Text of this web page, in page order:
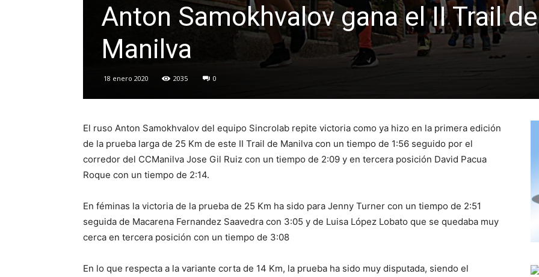
Anton Samokhvalov gana el II Trail de
Manilva
18 enero 2020 2035 0
El ruso Anton Samokhvalov del equipo Sincrolab repite victoria como ya hizo en la primera edición
de la prueba larga de 25 Km de este II Trail de Manilva con un tiempo de 1:56 seguido por el
corredor del CCManilva Jose Gil Ruiz con un tiempo de 2:09 y en tercera posición David Pacua
Roque con un tiempo de 2:14.
En féminas la victoria de la prueba de 25 Km ha sido para Jenny Turner con un tiempo de 2:51
seguida de Macarena Fernandez Saavedra con 3:05 y de Luisa López Lobato que se quedaba muy
cerca en tercera posición con un tiempo de 3:08
En lo que respecta a la variante corta de 14 Km, la prueba ha sido muy disputada, siendo el